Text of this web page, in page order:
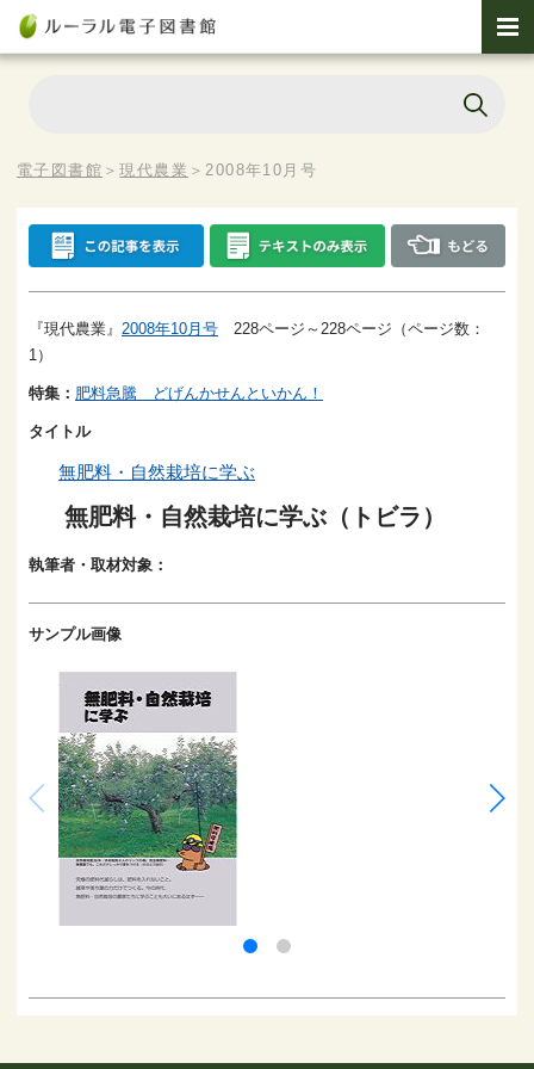
電子図書館 ＞現代農業 ＞2008年10月号
『現代農業』 2008年10月号 228ページ～228ページ（ページ数：
1）
特集： 肥料急騰 どげんかせんといかん！
タイトル
無肥料・自然栽培に学ぶ
無肥料・自然栽培に学ぶ（トビラ）
執筆者・取材対象：
サンプル画像